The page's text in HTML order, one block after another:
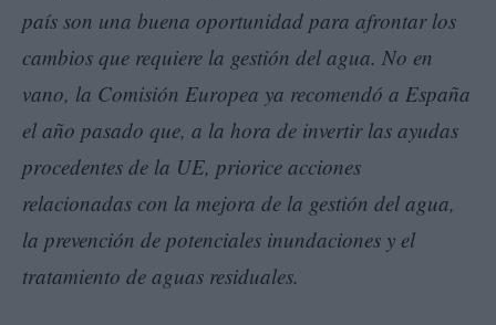
país son una buena oportunidad para afrontar los
cambios que requiere la gestión del agua. No en
vano, la Comisión Europea ya recomendó a España
el año pasado que, a la hora de invertir las ayudas
procedentes de la UE, priorice acciones
relacionadas con la mejora de la gestión del agua,
la prevención de potenciales inundaciones y el
tratamiento de aguas residuales.